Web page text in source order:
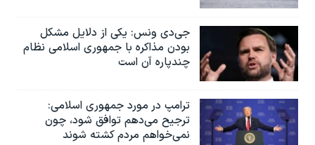
جی‌دی ونس: یکی از دلایل مشکل
بودن مذاکره با جمهوری اسلامی نظام
چندپاره آن است
ترامپ در مورد جمهوری اسلامی:
ترجیح می‌دهم توافق شود، چون
نمی‌خواهم مردم کشته شوند